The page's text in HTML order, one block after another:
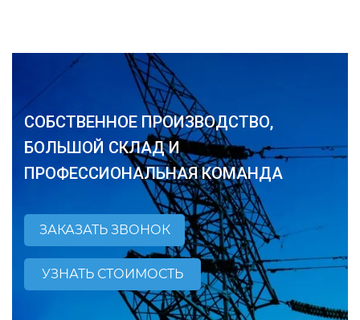
СОБСТВЕННОЕ ПРОИЗВОДСТВО,
БОЛЬШОЙ СКЛАД И
ПРОФЕССИОНАЛЬНАЯ КОМАНДА
ЗАКАЗАТЬ ЗВОНОК
УЗНАТЬ СТОИМОСТЬ